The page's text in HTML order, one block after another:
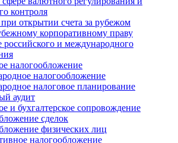
контроля
открытии счета за рубежом
корпоративному праву
российского и международного
налогообложение
налогообложение
налоговое планирование
аудит
и бухгалтерское сопровождение
сделок
физических лиц
налогообложение